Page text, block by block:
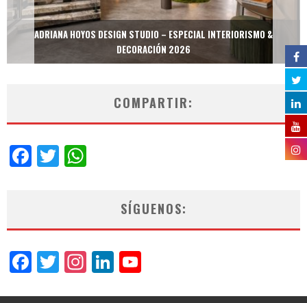
ADRIANA HOYOS DESIGN STUDIO – ESPECIAL INTERIORISMO &
DECORACIÓN 2026
COMPARTIR:
Facebook
Twitter
SÍGUENOS:
Facebook
Twitter
Instagram
LinkedIn